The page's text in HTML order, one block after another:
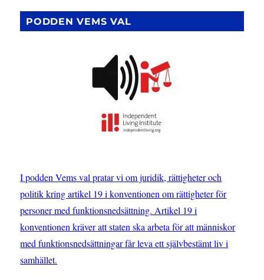
SIDA
PODDEN VEMS VAL
I podden Vems val pratar vi om juridik, rättigheter och
politik kring artikel 19 i konventionen om rättigheter för
personer med funktionsnedsättning. Artikel 19 i
konventionen kräver att staten ska arbeta för att människor
med funktionsnedsättningar får leva ett självbestämt liv i
samhället.